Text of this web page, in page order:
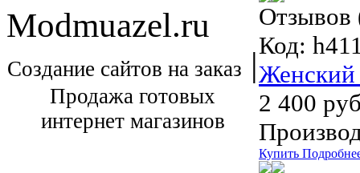
Отзывов
Код:
Женский
2 400
Купить
Modmuazel.ru
Создание сайтов на заказ |
Продажа готовых
интернет магазинов